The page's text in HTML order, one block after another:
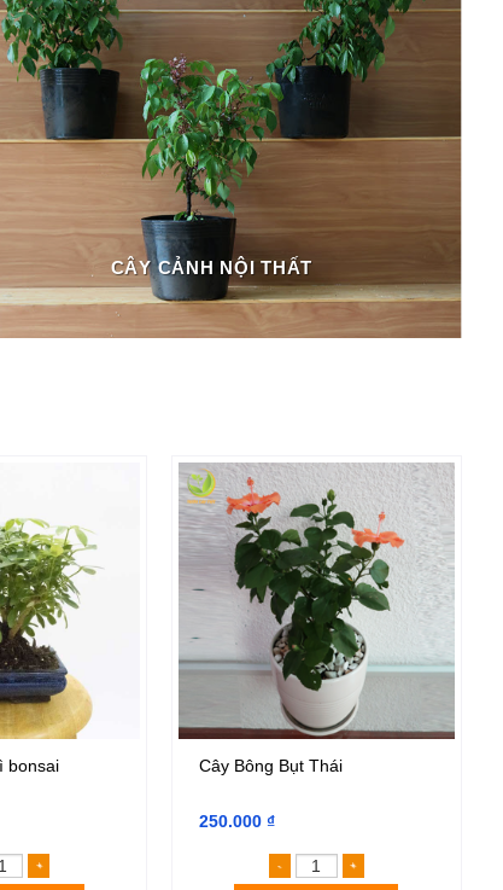
CÂY CẢNH NỘI THẤT
bonsai
Cây Ngũ Gia Bì bonsai số lượng
Cây Bông Bụt Thái
250.000₫
Cây Bông Bụt Thái